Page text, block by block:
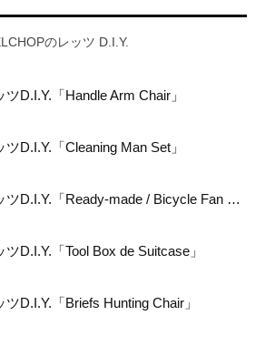
のレッツ D.I.Y.
D.I.Y.「Handle Arm Chair」
D.I.Y.「Cleaning Man Set」
ツD.I.Y.「Ready-made / Bicycle Fan …
D.I.Y.「Tool Box de Suitcase」
D.I.Y.「Briefs Hunting Chair」